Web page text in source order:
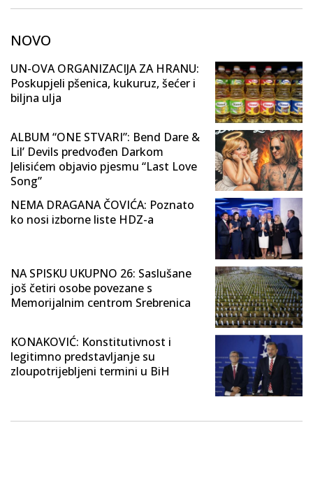
NOVO
UN-OVA ORGANIZACIJA ZA HRANU:
Poskupjeli pšenica, kukuruz, šećer i
biljna ulja
ALBUM “ONE STVARI”: Bend Dare &
Lil’ Devils predvođen Darkom
Jelisićem objavio pjesmu “Last Love
Song”
NEMA DRAGANA ČOVIĆA: Poznato
ko nosi izborne liste HDZ-a
NA SPISKU UKUPNO 26: Saslušane
još četiri osobe povezane s
Memorijalnim centrom Srebrenica
KONAKOVIĆ: Konstitutivnost i
legitimno predstavljanje su
zloupotrijebljeni termini u BiH